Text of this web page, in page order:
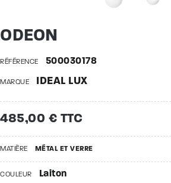
ODEON
RÉFÉRENCE 500030178
MARQUE IDEAL LUX
485,00 € TTC
MATIÈRE MÉTAL ET VERRE
COULEUR Laiton